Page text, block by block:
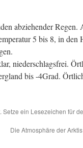
abziehender
5 bis 8, in den
niederschlagsfrei.
bis -4Grad.
Setze ein Lesezeichen für
Die Atmosphäre der